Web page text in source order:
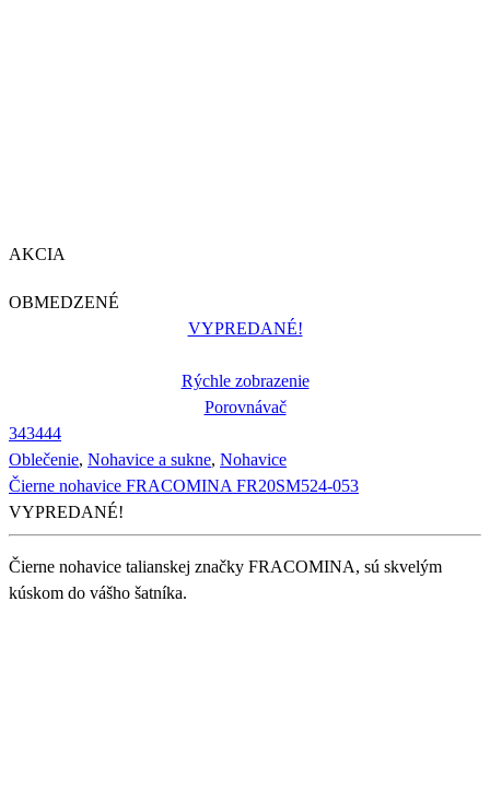
AKCIA
OBMEDZENÉ
VYPREDANÉ!
Rýchle zobrazenie
Porovnávač
343444
Oblečenie, Nohavice a sukne, Nohavice
Čierne nohavice FRACOMINA FR20SM524-053
VYPREDANÉ!
Čierne nohavice talianskej značky FRACOMINA, sú skvelým
kúskom do vášho šatníka.